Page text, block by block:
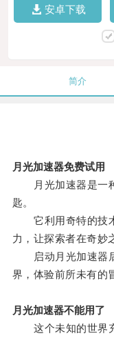
安卓下载
简介
月光加速器免费试用
月光加速器是一种
匙。
它利用奇特的技术
力，让探索者在奇妙
启动月光加速器后
界，体验前所未有的
月光加速器不能用了
这个未知的世界充